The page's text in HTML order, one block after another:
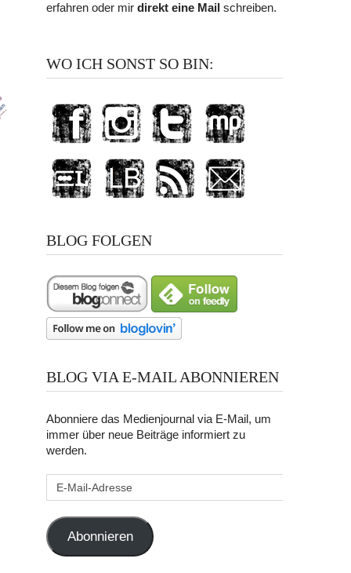
erfahren oder mirdirekt eine Mail schreiben.
WO ICH SONST SO BIN:
BLOG FOLGEN
BLOG VIA E-MAIL ABONNIEREN
Abonniere das Medienjournal via E-Mail, um
immer über neue Beiträge informiert zu
werden.
E-
Abonnieren